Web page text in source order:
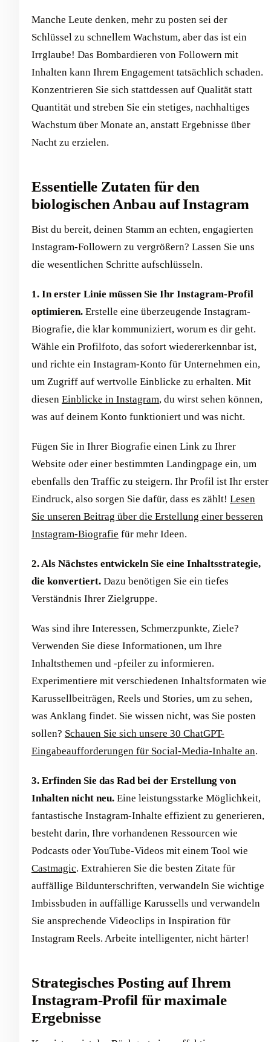
Manche Leute denken, mehr zu posten sei der
Schlüssel zu schnellem Wachstum, aber das ist ein
Irrglaube! Das Bombardieren von Followern mit
Inhalten kann Ihrem Engagement tatsächlich schaden.
Konzentrieren Sie sich stattdessen auf Qualität statt
Quantität und streben Sie ein stetiges, nachhaltiges
Wachstum über Monate an, anstatt Ergebnisse über
Nacht zu erzielen.
Essentielle Zutaten für den
biologischen Anbau auf Instagram
Bist du bereit, deinen Stamm an echten, engagierten
Instagram-Followern zu vergrößern? Lassen Sie uns
die wesentlichen Schritte aufschlüsseln.
1. In erster Linie müssen Sie Ihr Instagram-Profil
optimieren. Erstelle eine überzeugende Instagram-
Biografie, die klar kommuniziert, worum es dir geht.
Wähle ein Profilfoto, das sofort wiedererkennbar ist,
und richte ein Instagram-Konto für Unternehmen ein,
um Zugriff auf wertvolle Einblicke zu erhalten. Mit
diesen Einblicke in Instagram, du wirst sehen können,
was auf deinem Konto funktioniert und was nicht.
Fügen Sie in Ihrer Biografie einen Link zu Ihrer
Website oder einer bestimmten Landingpage ein, um
ebenfalls den Traffic zu steigern. Ihr Profil ist Ihr erster
Eindruck, also sorgen Sie dafür, dass es zählt! Lesen
Sie unseren Beitrag über die Erstellung einer besseren
Instagram-Biografie für mehr Ideen.
2. Als Nächstes entwickeln Sie eine Inhaltsstrategie,
die konvertiert. Dazu benötigen Sie ein tiefes
Verständnis Ihrer Zielgruppe.
Was sind ihre Interessen, Schmerzpunkte, Ziele?
Verwenden Sie diese Informationen, um Ihre
Inhaltsthemen und -pfeiler zu informieren.
Experimentiere mit verschiedenen Inhaltsformaten wie
Karussellbeiträgen, Reels und Stories, um zu sehen,
was Anklang findet. Sie wissen nicht, was Sie posten
sollen? Schauen Sie sich unsere 30 ChatGPT-
Eingabeaufforderungen für Social-Media-Inhalte an.
3. Erfinden Sie das Rad bei der Erstellung von
Inhalten nicht neu. Eine leistungsstarke Möglichkeit,
fantastische Instagram-Inhalte effizient zu generieren,
besteht darin, Ihre vorhandenen Ressourcen wie
Podcasts oder YouTube-Videos mit einem Tool wie
Castmagic. Extrahieren Sie die besten Zitate für
auffällige Bildunterschriften, verwandeln Sie wichtige
Imbissbuden in auffällige Karussells und verwandeln
Sie ansprechende Videoclips in Inspiration für
Instagram Reels. Arbeite intelligenter, nicht härter!
Strategisches Posting auf Ihrem
Instagram-Profil für maximale
Ergebnisse